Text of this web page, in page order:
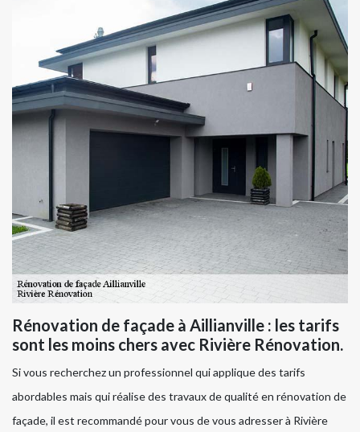
Rénovation de façade à Aillianville : les tarifs
sont les moins chers avec Rivière Rénovation.
Si vous recherchez un professionnel qui applique des tarifs
abordables mais qui réalise des travaux de qualité en rénovation de
façade, il est recommandé pour vous de vous adresser à Rivière